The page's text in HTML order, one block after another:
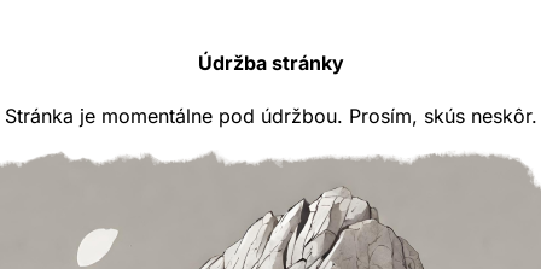
Údržba stránky
Stránka je momentálne pod údržbou. Prosím, skús neskôr.